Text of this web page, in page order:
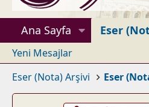
Ana Sayfa Eser
Yeni Mesajlar
Eser (Nota) Arşivi
Eser